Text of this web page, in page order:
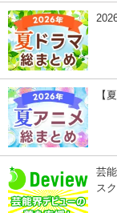
【
芸
ス